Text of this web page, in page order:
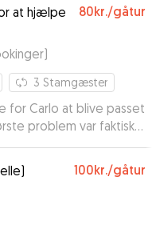
at hjælpe
80kr./gåtur
)
3 Stamgæster
for Carlo at blive passet
problem var faktisk
var absolut en ferie
😋😄
100kr./gåtur